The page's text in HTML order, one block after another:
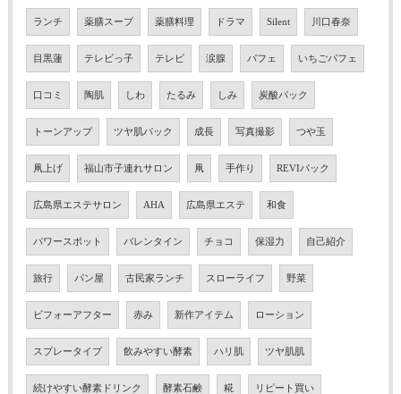
ランチ 薬膳スープ 薬膳料理 ドラマ Silent 川口春奈
目黒蓮 テレビっ子 テレビ 涙腺 パフェ いちごパフェ
口コミ 陶肌 しわ たるみ しみ 炭酸パック
トーンアップ ツヤ肌パック 成長 写真撮影 つや玉
凧上げ 福山市子連れサロン 凧 手作り REVIパック
広島県エステサロン AHA 広島県エステ 和食
パワースポット バレンタイン チョコ 保湿力 自己紹介
旅行 パン屋 古民家ランチ スローライフ 野菜
ビフォーアフター 赤み 新作アイテム ローション
スプレータイプ 飲みやすい酵素 ハリ肌 ツヤ肌肌
続けやすい酵素ドリンク 酵素石鹸 糀 リピート買い